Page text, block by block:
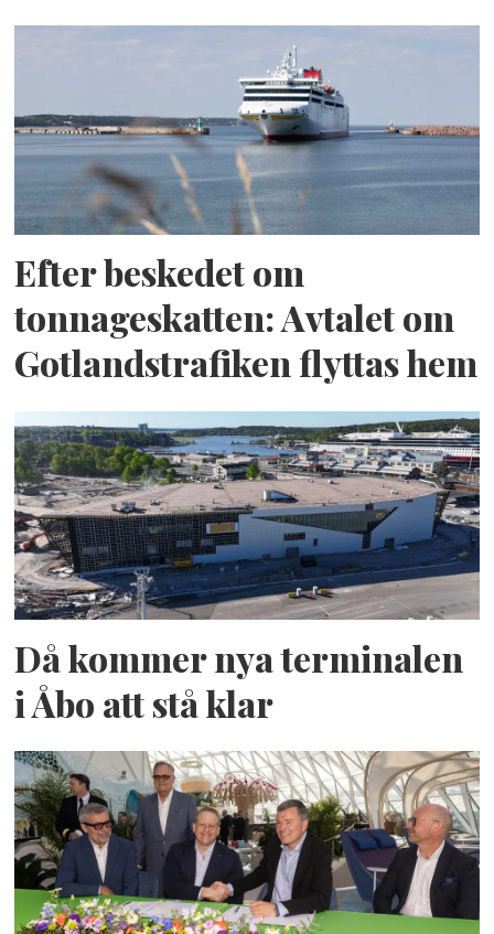
Efter beskedet om
tonnageskatten: Avtalet om
Gotlandstrafiken flyttas hem
Då kommer nya terminalen
i Åbo att stå klar